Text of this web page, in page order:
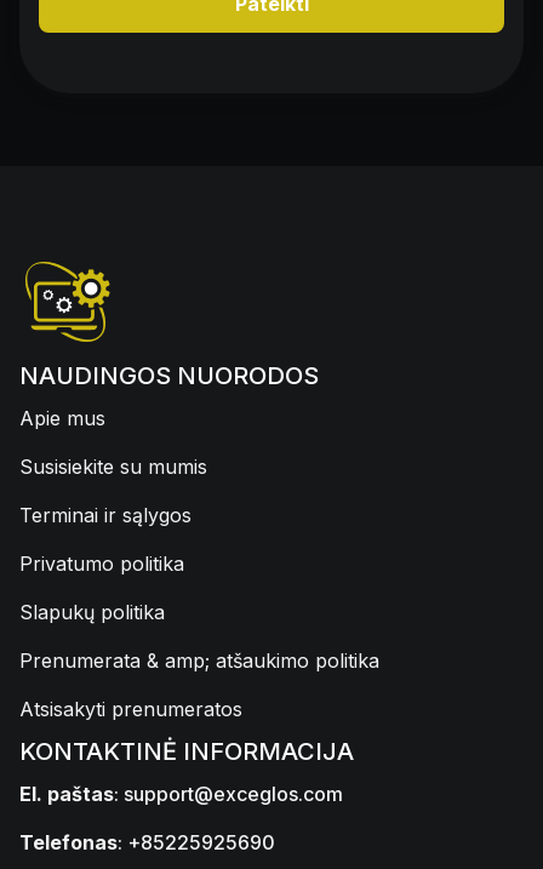
NAUDINGOS NUORODOS
Apie mus
Susisiekite su mumis
Terminai ir sąlygos
Privatumo politika
Slapukų politika
Prenumerata & amp; atšaukimo politika
Atsisakyti prenumeratos
KONTAKTINĖ INFORMACIJA
El. paštas: support@exceglos.com
Telefonas: +85225925690